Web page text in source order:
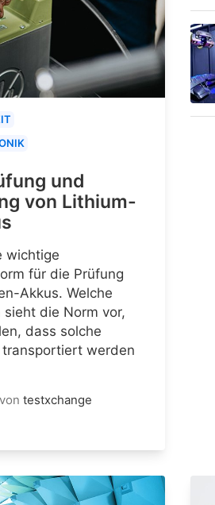
und
von Lithium-
wichtige
für die Prüfung
Akkus. Welche
die Norm vor,
dass solche
werden
von testxchange